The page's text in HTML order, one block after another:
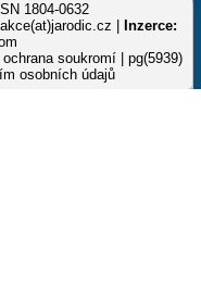
1804-0632
|
Inzerce:
soukromí | pg(5939)
osobních údajů